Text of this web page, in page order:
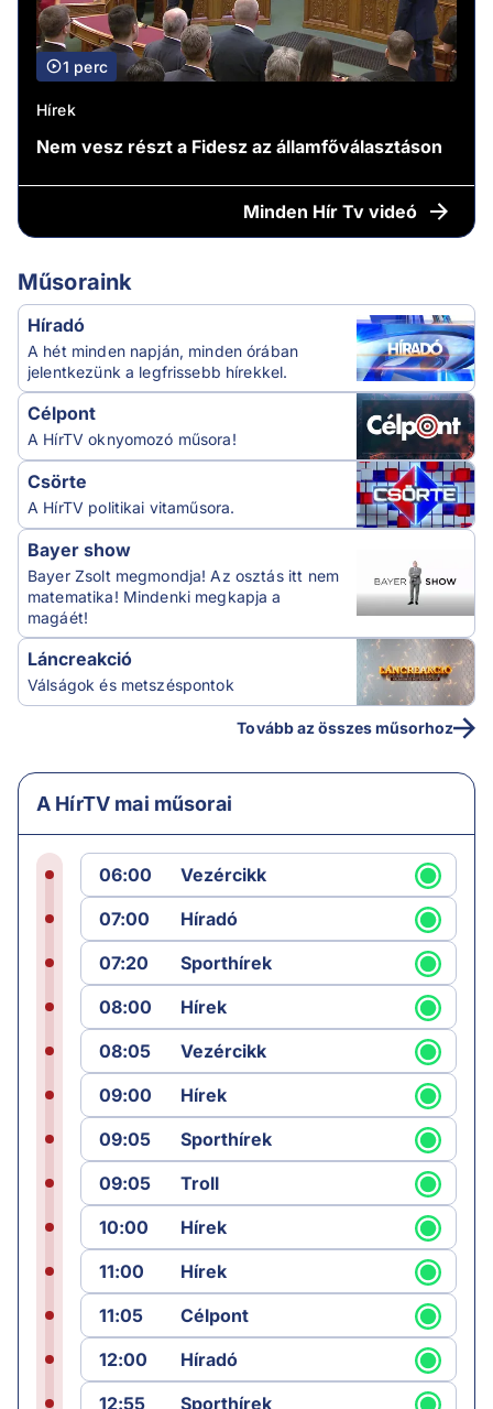
1 perc
Hírek
Nem vesz részt a Fidesz az államfőválasztáson
Minden Hír Tv videó
Műsoraink
Híradó
A hét minden napján, minden órában
jelentkezünk a legfrissebb hírekkel.
Célpont
A HírTV oknyomozó műsora!
Csörte
A HírTV politikai vitaműsora.
Bayer show
Bayer Zsolt megmondja! Az osztás itt nem
matematika! Mindenki megkapja a
magáét!
Láncreakció
Válságok és metszéspontok
Tovább az összes műsorhoz
A HírTV mai műsorai
06:00
Vezércikk
07:00
Híradó
07:20
Sporthírek
08:00
Hírek
08:05
Vezércikk
09:00
Hírek
09:05
Sporthírek
09:05
Troll
10:00
Hírek
11:00
Hírek
11:05
Célpont
12:00
Híradó
12:55
Sporthírek